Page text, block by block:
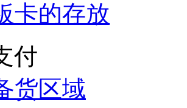
卡的存放
付
货区域